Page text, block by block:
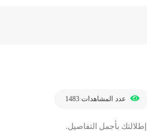
عدد المشاهدات1483
بأجمل التفاصيل.